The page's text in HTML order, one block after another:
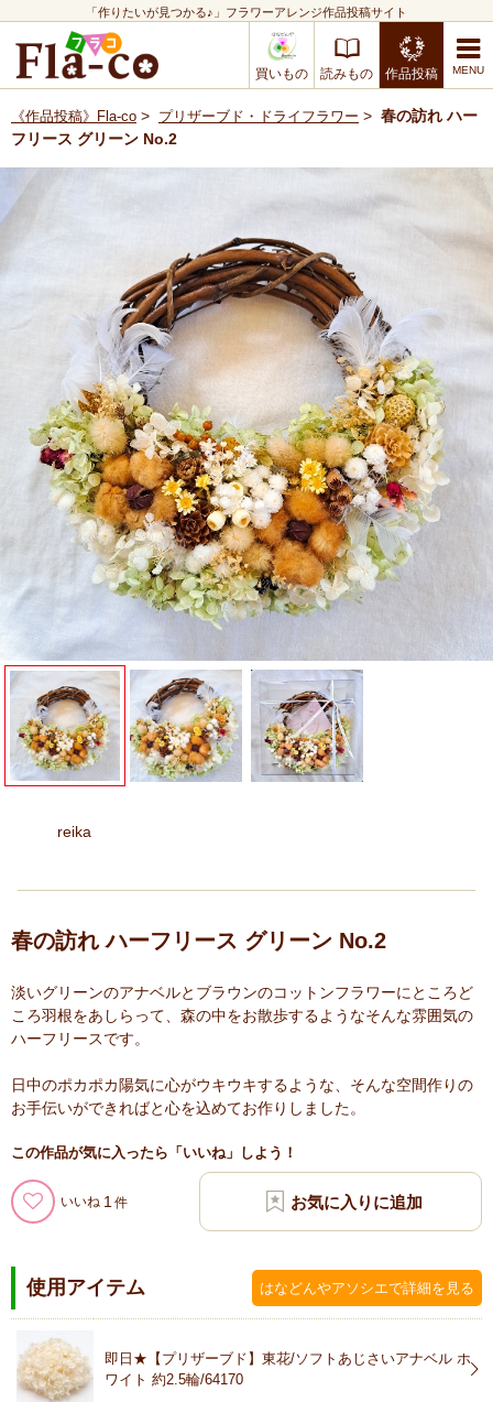
「作りたいが見つかる♪」フラワーアレンジ作品投稿サイト
買いもの 読みもの 作品投稿
《作品投稿》Fla-co > プリザーブド・ドライフラワー > 春の訪れ ハー
フリース グリーン No.2
reika
春の訪れ ハーフリース グリーン No.2
淡いグリーンのアナベルとブラウンのコットンフラワーにところど
ころ羽根をあしらって、森の中をお散歩するようなそんな雰囲気の
ハーフリースです。
日中のポカポカ陽気に心がウキウキするような、そんな空間作りの
お手伝いができればと心を込めてお作りしました。
この作品が気に入ったら「いいね」しよう！
いいね 1
使用アイテム はなどんやアソシエで詳細を見る
即日★【プリザーブド】東花/ソフトあじさいアナベル ホ
ワイト 約2.5輪/64170